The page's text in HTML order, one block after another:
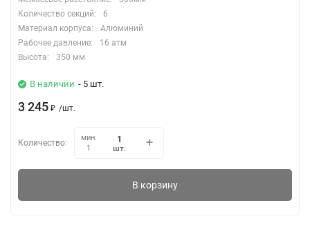
Количество секций:
6
Материал корпуса:
Алюминий
Рабочее давление:
16 атм
Высота:
350 мм
В наличии - 5 шт.
3 245 ₽ /шт.
Количество:
мин.
1
шт.
В корзину